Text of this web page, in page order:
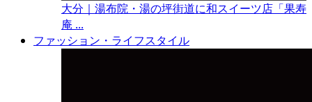
大分｜湯布院・湯の坪街道に和スイーツ店「果寿
庵 ...
ファッション・ライフスタイル